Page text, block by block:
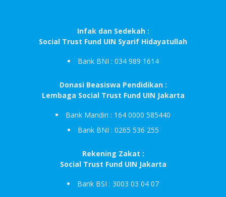
Infak dan Sedekah :
Social Trust Fund UIN Syarif Hidayatullah
Bank BNI : 034 989 1614
Donasi Beasiswa Pendidikan :
Lembaga Social Trust Fund UIN Jakarta
Bank Mandiri : 164 0000 585440
Bank BNI : 0265 536 255
Rekening Zakat :
Social Trust Fund UIN Jakarta
Bank BSI : 3003 03 04 07